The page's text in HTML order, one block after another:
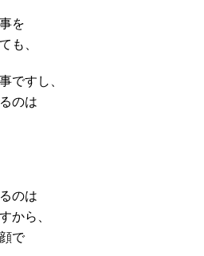
を
も、
ですし、
のは
のは
から、
で